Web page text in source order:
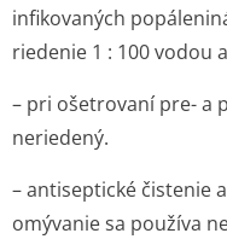
infikovaných
riedenie 1 : 100 vodou
– pri ošetrovaní pre- a
neriedený.
– antiseptické čistenie
omývanie sa používa